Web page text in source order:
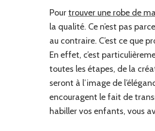
Pourtrouver une robe de
la qualité. Ce n’est pas
au contraire. C’est ce que
En effet, c’est
toutes les étapes, de la
seront à l’image de
encouragent le fait de
habiller vos enfants, vous